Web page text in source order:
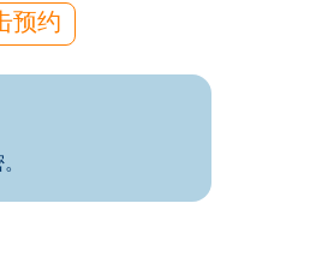
预约